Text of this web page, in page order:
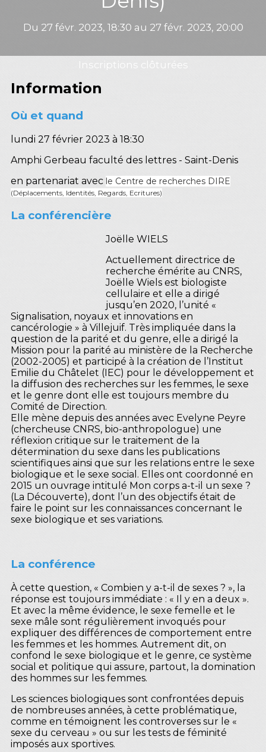
Du 27 févr. 2023, 18:30 au 27 févr. 2023, 20:00
Inscriptions clôturées
Information
Où et quand
lundi 27 février 2023 à 18:30
Amphi Gerbeau faculté des lettres - Saint-Denis
en partenariat avec le Centre de recherches DIRE
(Déplacements, Identités, Regards, Ecritures)
La conférencière
Joëlle WIELS
Actuellement directrice de
recherche émérite au CNRS,
Joëlle Wiels est biologiste
cellulaire et elle a dirigé
jusqu’en 2020, l’unité «
Signalisation, noyaux et innovations en
cancérologie » à Villejuif. Très impliquée dans la
question de la parité et du genre, elle a dirigé la
Mission pour la parité au ministère de la Recherche
(2002-2005) et participé à la création de l’Institut
Emilie du Châtelet (IEC) pour le développement et
la diffusion des recherches sur les femmes, le sexe
et le genre dont elle est toujours membre du
Comité de Direction.
Elle mène depuis des années avec Evelyne Peyre
(chercheuse CNRS, bio-anthropologue) une
réflexion critique sur le traitement de la
détermination du sexe dans les publications
scientifiques ainsi que sur les relations entre le sexe
biologique et le sexe social. Elles ont coordonné en
2015 un ouvrage intitulé Mon corps a-t-il un sexe ?
(La Découverte), dont l’un des objectifs était de
faire le point sur les connaissances concernant le
sexe biologique et ses variations.
La conférence
À cette question, « Combien y a-t-il de sexes ? », la
réponse est toujours immédiate : « Il y en a deux ».
Et avec la même évidence, le sexe femelle et le
sexe mâle sont régulièrement invoqués pour
expliquer des différences de comportement entre
les femmes et les hommes. Autrement dit, on
confond le sexe biologique et le genre, ce système
social et politique qui assure, partout, la domination
des hommes sur les femmes.
Les sciences biologiques sont confrontées depuis
de nombreuses années, à cette problématique,
comme en témoignent les controverses sur le «
sexe du cerveau » ou sur les tests de féminité
imposés aux sportives.